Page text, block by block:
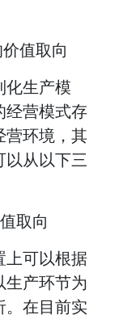
值取向
化生产模
经营模式存
营环境，其
以从以下三
取向
上可以根据
生产环节为
。在目前实